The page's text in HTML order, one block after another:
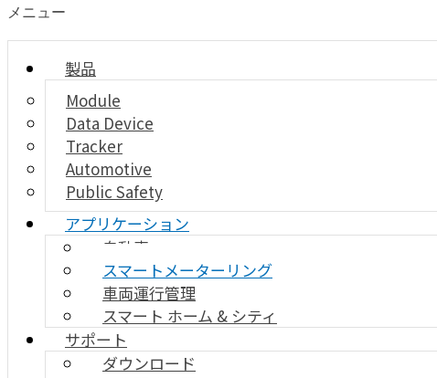
メニュー
製品
Module
Data Device
Tracker
Automotive
Public Safety
アプリケーション
自動車
スマートメーターリング
車両運行管理
スマート ホーム & シティ
サポート
ダウンロード